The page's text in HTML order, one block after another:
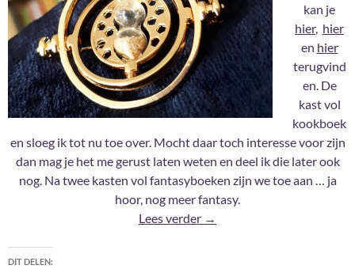
kan je
hier, hier
en hier
terugvind
en. De
kast vol
kookboek
en sloeg ik tot nu toe over. Mocht daar toch interesse voor zijn
dan mag je het me gerust laten weten en deel ik die later ook
nog. Na twee kasten vol fantasyboeken zijn we toe aan … ja
hoor, nog meer fantasy.
Lees verder 2021: Shelfies #4
→
DIT DELEN: